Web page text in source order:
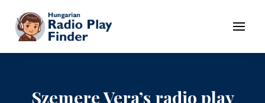
To contents
Menu
Szemere Vera’s radio play